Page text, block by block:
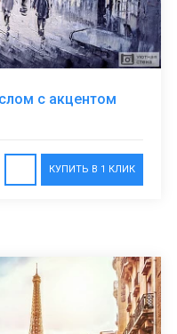
с акцентом
КУПИТЬ В 1 КЛИК